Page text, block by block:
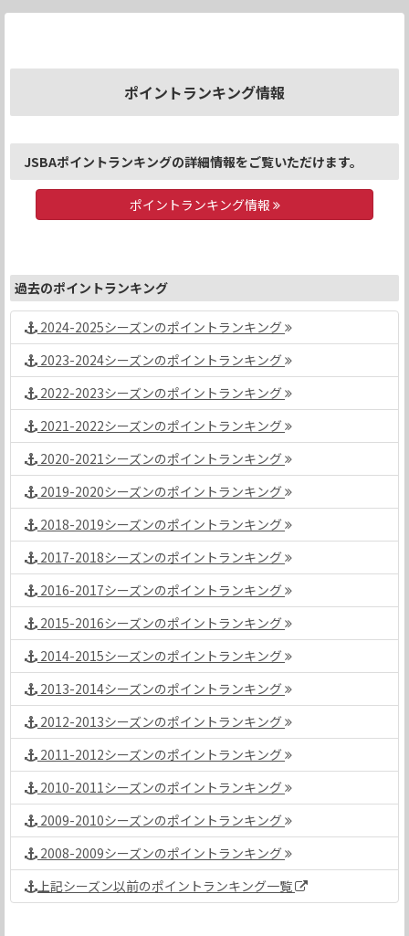
ポイントランキング情報
JSBAポイントランキングの詳細情報をご覧いただけます。
ポイントランキング情報
過去のポイントランキング
2024-2025シーズンのポイントランキング
2023-2024シーズンのポイントランキング
2022-2023シーズンのポイントランキング
2021-2022シーズンのポイントランキング
2020-2021シーズンのポイントランキング
2019-2020シーズンのポイントランキング
2018-2019シーズンのポイントランキング
2017-2018シーズンのポイントランキング
2016-2017シーズンのポイントランキング
2015-2016シーズンのポイントランキング
2014-2015シーズンのポイントランキング
2013-2014シーズンのポイントランキング
2012-2013シーズンのポイントランキング
2011-2012シーズンのポイントランキング
2010-2011シーズンのポイントランキング
2009-2010シーズンのポイントランキング
2008-2009シーズンのポイントランキング
上記シーズン以前のポイントランキング一覧